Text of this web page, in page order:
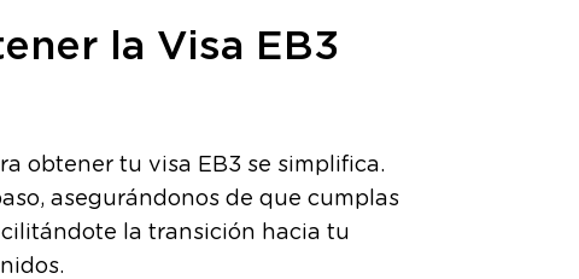
la Visa EB3
obtener tu visa EB3 se simplifica.
asegurándonos de que cumplas
la transición hacia tu